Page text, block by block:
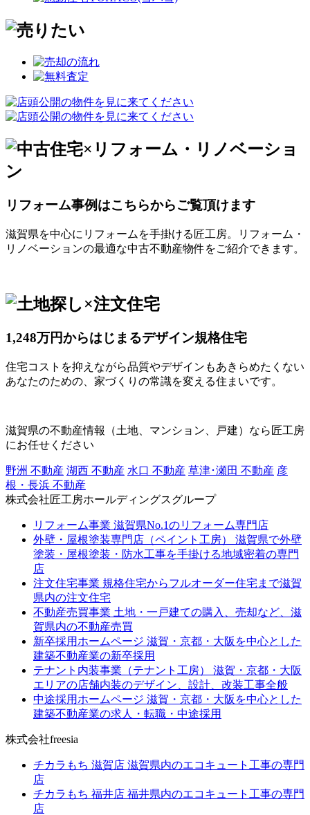
リフォーム事例はこちらからご覧頂けます
滋賀県を中心にリフォームを手掛ける匠工房。リフォーム・
リノベーションの最適な中古不動産物件をご紹介できます。
1,248万円からはじまるデザイン規格住宅
住宅コストを抑えながら品質やデザインもあきらめたくない
あなたのための、家づくりの常識を変える住まいです。
滋賀県の不動産情報（土地、マンション、戸建）なら匠工房
にお任せください
野洲 不動産 湖西 不動産 水口 不動産 草津･瀬田 不動産 彦
根・長浜 不動産
株式会社匠工房ホールディングスグループ
リフォーム事業 滋賀県No.1のリフォーム専門店
外壁・屋根塗装専門店（ペイント工房）
滋賀県で外壁
塗装・屋根塗装・防水工事を手掛ける地域密着の専門
店
注文住宅事業 規格住宅からフルオーダー住宅まで滋賀
県内の注文住宅
不動産売買事業 土地・一戸建ての購入、売却など、滋
賀県内の不動産売買
新卒採用ホームページ 滋賀・京都・大阪を中心とした
建築不動産業の新卒採用
テナント内装事業（テナント工房）
滋賀・京都・大阪
エリアの店舗内装のデザイン、設計、改装工事全般
中途採用ホームページ 滋賀・京都・大阪を中心とした
建築不動産業の求人・転職・中途採用
株式会社freesia
チカラもち 滋賀店 滋賀県内のエコキュート工事の専門
店
チカラもち 福井店 福井県内のエコキュート工事の専門
店